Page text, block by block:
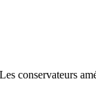
conservateurs